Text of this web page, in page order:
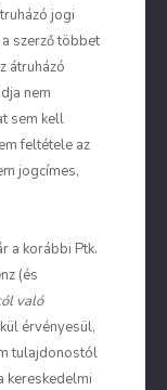
jogi
szerző többet
átruházó
nem
sem kell
feltétele az
jogcímes,
a korábbi Ptk.
(és
való
érvényesül,
tulajdonostól
kereskedelmi